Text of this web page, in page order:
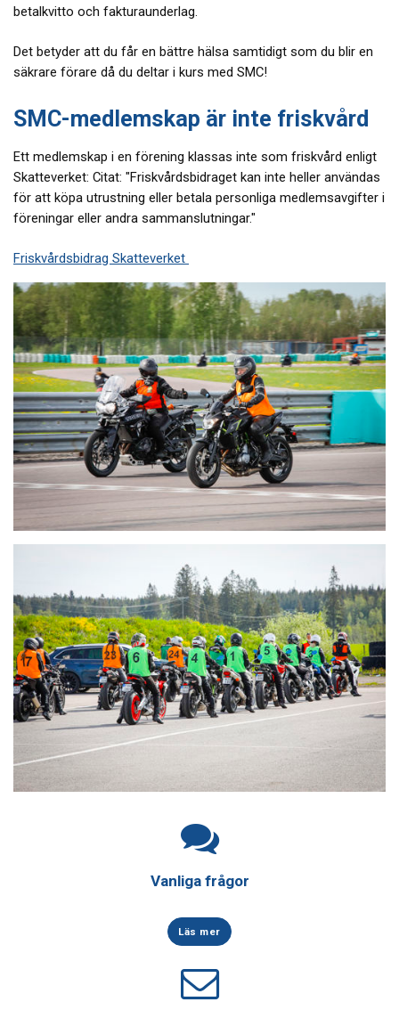
betalkvitto och fakturaunderlag.
Det betyder att du får en bättre hälsa samtidigt som du blir en
säkrare förare då du deltar i kurs med SMC!
SMC-medlemskap är inte friskvård
Ett medlemskap i en förening klassas inte som friskvård enligt
Skatteverket: Citat: "Friskvårdsbidraget kan inte heller användas
för att köpa utrustning eller betala personliga medlemsavgifter i
föreningar eller andra sammanslutningar."
Friskvårdsbidrag Skatteverket
Vanliga frågor
Läs mer